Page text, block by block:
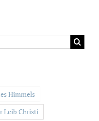
Himmels
Leib Christi